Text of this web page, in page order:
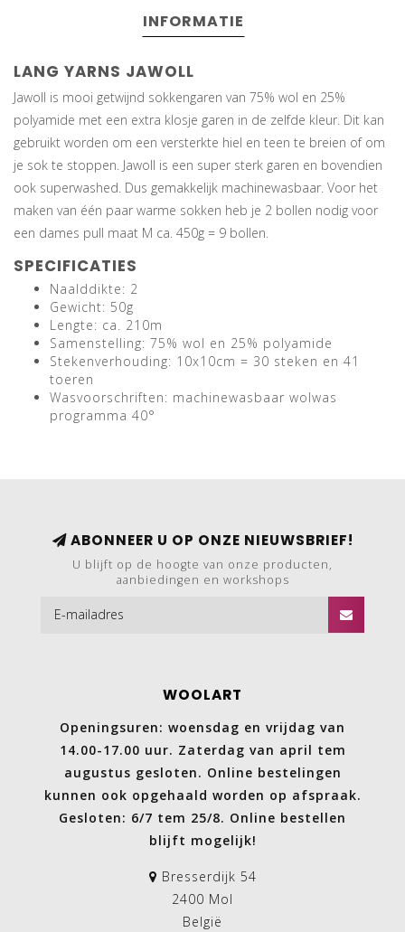
INFORMATIE
LANG YARNS JAWOLL
Jawoll is mooi getwijnd sokkengaren van 75% wol en 25%
polyamide met een extra klosje garen in de zelfde kleur. Dit kan
gebruikt worden om een versterkte hiel en teen te breien of om
je sok te stoppen. Jawoll is een super sterk garen en bovendien
ook superwashed. Dus gemakkelijk machinewasbaar. Voor het
maken van één paar warme sokken heb je 2 bollen nodig voor
een dames pull maat M ca. 450g = 9 bollen.
SPECIFICATIES
Naalddikte: 2
Gewicht: 50g
Lengte: ca. 210m
Samenstelling: 75% wol en 25% polyamide
Stekenverhouding: 10x10cm = 30 steken en 41
toeren
Wasvoorschriften: machinewasbaar wolwas
programma 40°
ABONNEER U OP ONZE NIEUWSBRIEF!
U blijft op de hoogte van onze producten,
aanbiedingen en workshops
WOOLART
Openingsuren: woensdag en vrijdag van
14.00-17.00 uur. Zaterdag van april tem
augustus gesloten. Online bestelingen
kunnen ook opgehaald worden op afspraak.
Gesloten: 6/7 tem 25/8. Online bestellen
blijft mogelijk!
Bresserdijk 54
2400 Mol
België